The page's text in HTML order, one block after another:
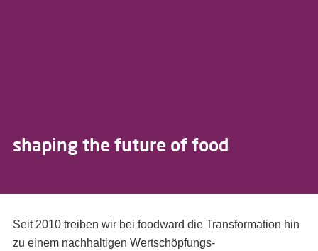
shaping the future of food
Seit 2010 treiben wir bei foodward die Transformation hin
zu einem nachhaltigen Wertschöpfungs-